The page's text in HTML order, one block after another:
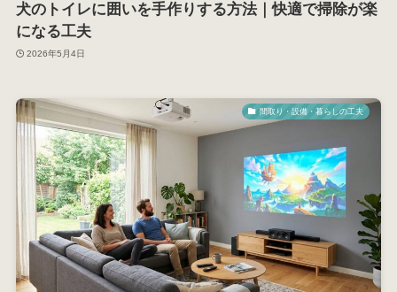
犬のトイレに囲いを手作りする方法｜快適で掃除が楽
になる工夫
2026年5月4日
間取り・設備・暮らしの工夫